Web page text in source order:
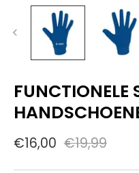
FUNCTIONELE
€16,00 €19,99